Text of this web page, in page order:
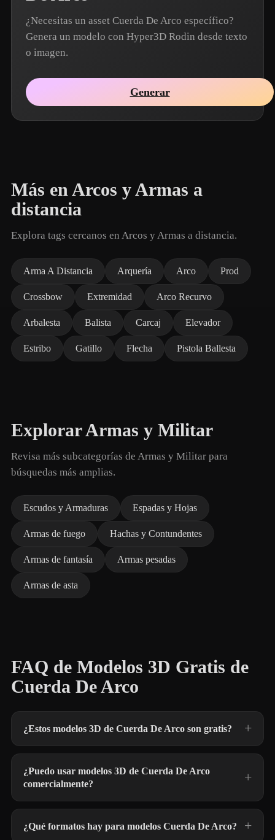
¿Necesitas un asset Cuerda De Arco específico?
Genera un modelo con Hyper3D Rodin desde texto
o imagen.
Generar
Más en Arcos y Armas a
distancia
Explora tags cercanos en Arcos y Armas a distancia.
Arma A Distancia Arquería Arco Prod
Crossbow Extremidad Arco Recurvo
Arbalesta Balista Carcaj Elevador
Estribo Gatillo Flecha Pistola Ballesta
Explorar Armas y Militar
Revisa más subcategorías de Armas y Militar para
búsquedas más amplias.
Escudos y Armaduras Espadas y Hojas
Armas de fuego Hachas y Contundentes
Armas de fantasía Armas pesadas
Armas de asta
FAQ de Modelos 3D Gratis de
Cuerda De Arco
¿Estos modelos 3D de Cuerda De Arco son gratis?
¿Puedo usar modelos 3D de Cuerda De Arco
comercialmente?
¿Qué formatos hay para modelos Cuerda De Arco?